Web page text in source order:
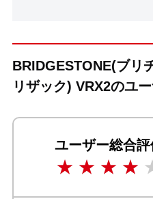
BRIDGESTONE(ブリ
リザック) VRX2のユ
ユーザー総合評